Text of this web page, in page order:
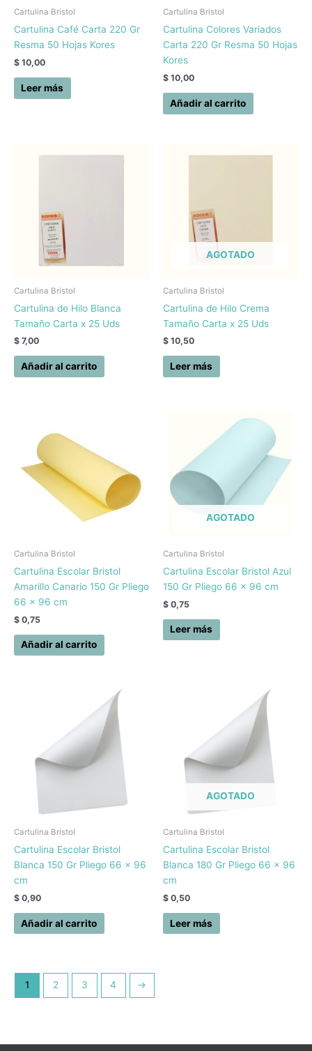
Cartulina Bristol
Cartulina Café Carta 220 Gr
Resma 50 Hojas Kores
$ 10,00
Leer más
Cartulina Bristol
Cartulina Colores Variados
Carta 220 Gr Resma 50 Hojas
Kores
$ 10,00
Añadir al carrito
Cartulina Bristol
Cartulina de Hilo Blanca
Tamaño Carta x 25 Uds
$ 7,00
Añadir al carrito
AGOTADO
Cartulina Bristol
Cartulina de Hilo Crema
Tamaño Carta x 25 Uds
$ 10,50
Leer más
Cartulina Bristol
Cartulina Escolar Bristol
Amarillo Canario 150 Gr Pliego
66 x 96 cm
$ 0,75
Añadir al carrito
AGOTADO
Cartulina Bristol
Cartulina Escolar Bristol Azul
150 Gr Pliego 66 x 96 cm
$ 0,75
Leer más
Cartulina Bristol
Cartulina Escolar Bristol
Blanca 150 Gr Pliego 66 x 96
cm
$ 0,90
Añadir al carrito
AGOTADO
Cartulina Bristol
Cartulina Escolar Bristol
Blanca 180 Gr Pliego 66 x 96
cm
$ 0,50
Leer más
1 2 3 4 →